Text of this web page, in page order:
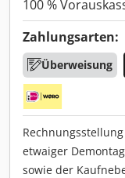
100 %
Zahlungsarten:
Überweisung
etwaiger
sowie der